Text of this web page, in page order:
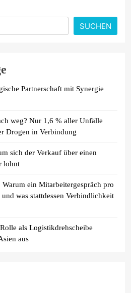
jede Minute zählt: Wie
Kurier-Spezialist OBC
SUCHEN
Partnerschaft mit Synergie
weg? Nur 1,6 % aller Unfälle
Drogen in Verbindung
sich der Verkauf über einen
lohnt
ein Mitarbeitergespräch pro
was stattdessen Verbindlichkeit
als Logistikdrehscheibe
aus